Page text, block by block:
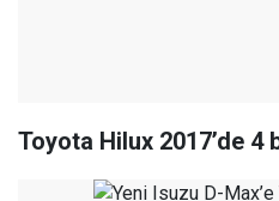
Toyota Hilux 2017’de 4